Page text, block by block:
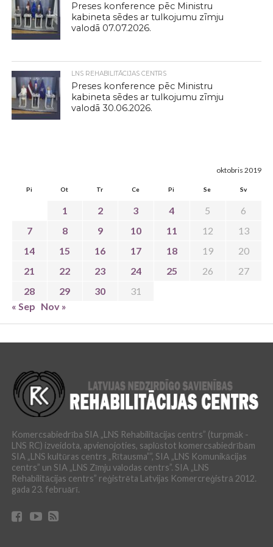
Preses konference pēc Ministru
kabineta sēdes ar tulkojumu zīmju
valodā 07.07.2026.
LNS REHABILITĀCIJAS CENTRS
Preses konference pēc Ministru
kabineta sēdes ar tulkojumu zīmju
valodā 30.06.2026.
oktobris 2019
Pi Ot Tr Ce Pi Se Sv
1 2 3 4 5
6
7
8 9 10 11 12
13
14
15 16 17 18 19
20
21
22 23 24 25 26
27
28
29 30
31
« Sep Nov »
Komercsabiedrība SIA „LNS Rehabilitācijas centrs” (turpmāk -
LNS RC) izveidota, apvienojoties, saplūstot komercsabiedrībām
SIA „LNS kultūras centrs „Rītausma””, SIA „LNS Komunikācijas
centrs” un SIA „LNS Zīmju valodas centrs”. SIA „LNS
Rehabilitācijas centrs” reģistrēta Latvijas Komercreģistrā 2012.
gada 23. februārī.